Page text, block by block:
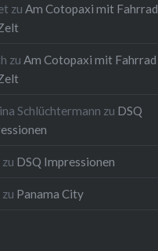
zuAm Cotopaxi mit Fahrrad
zuAm Cotopaxi mit Fahrrad
Schlüchtermann zu DSQ
zu DSQ Impressionen
zu Panama City